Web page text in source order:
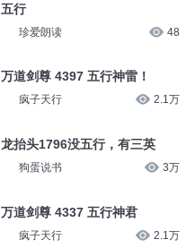
五行
珍爱朗读 48
万道剑尊 4397 五行神雷！
疯子天行 2.1万
龙抬头1796没五行，有三英
狗蛋说书 3万
万道剑尊 4337 五行神君
疯子天行 2.1万